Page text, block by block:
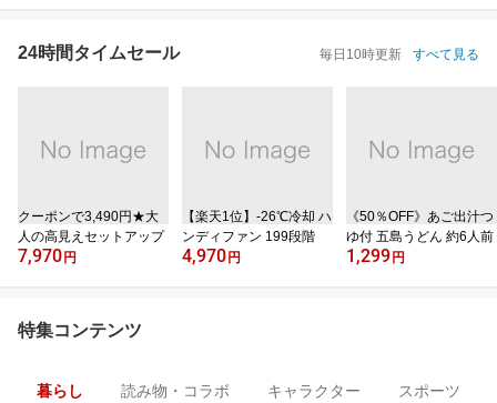
24時間タイムセール 毎日10時更新 すべて見る
クーポンで3,490円★大
人の高見えセットアップ
7,970 円
【楽天1位】‐26℃冷却 ハ
ンディファン 199段階
4,970 円
《50％OFF》あご出汁つ
ゆ付 五島うどん 約6人前
1,299 円
特集コンテンツ
暮らし 読み物・コラボ キャラクター スポーツ